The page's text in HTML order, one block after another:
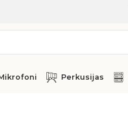
Perkusijas